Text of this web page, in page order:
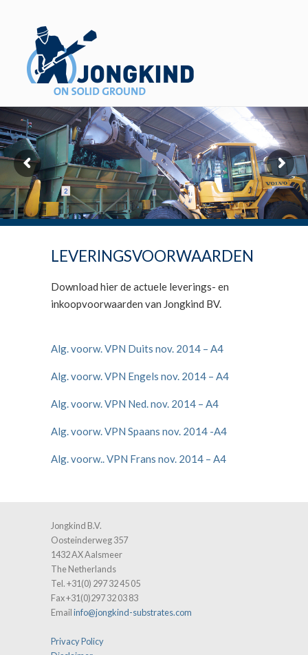
LEVERINGSVOORWAARDEN
Download hier de actuele leverings- en
inkoopvoorwaarden van Jongkind BV.
Alg. voorw. VPN Duits nov. 2014 – A4
Alg. voorw. VPN Engels nov. 2014 – A4
Alg. voorw. VPN Ned. nov. 2014 – A4
Alg. voorw. VPN Spaans nov. 2014 -A4
Alg. voorw.. VPN Frans nov. 2014 – A4
Jongkind B.V.
Oosteinderweg 357
1432 AX Aalsmeer
The Netherlands
Tel. +31(0) 297 32 45 05
Fax +31(0)297 32 03 83
Emailinfo@jongkind-substrates.com
Privacy Policy